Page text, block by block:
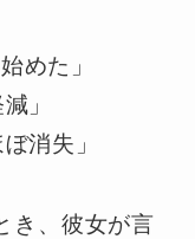
めた」
」
消失」
き、彼女が言